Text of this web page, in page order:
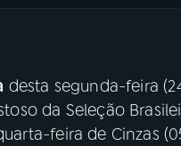
desta segunda-feira
da Seleção
feira de Cinzas